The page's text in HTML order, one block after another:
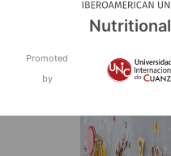
Food Composition
Academic Education
Research
News
Nutritional
Promoted
by